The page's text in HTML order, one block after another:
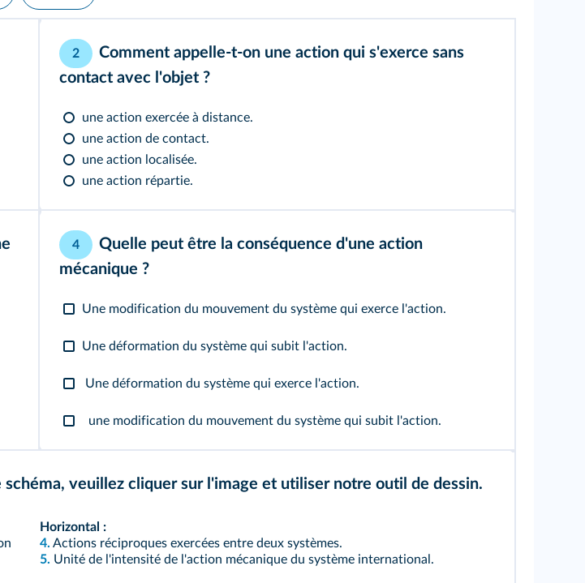
2
Comment appelle-t-on une action qui s'exerce sans
contact avec l'objet ?
une action exercée à distance.
une action de contact.
une action localisée.
une action répartie.
4
Quelle peut être la conséquence d'une action
mécanique ?
Une modification du mouvement du système qui exerce l'action.
Une déformation du système qui subit l'action.
Une déformation du système qui exerce l'action.
une modification du mouvement du système qui subit l'action.
veuillez cliquer sur l'image et utiliser notre outil de dessin.
Horizontal :
4. Actions réciproques exercées entre deux systèmes.
5. Unité de l'intensité de l'action mécanique du système international.